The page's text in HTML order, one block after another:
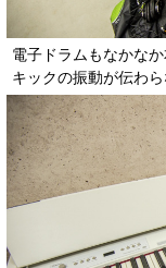
電子ドラムもなかな
キックの振動が伝わ